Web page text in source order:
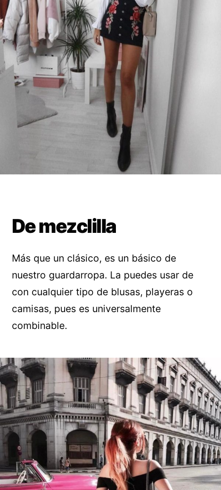
De mezclilla
Más que un clásico, es un básico de
nuestro guardarropa. La puedes usar de
con cualquier tipo de blusas, playeras o
camisas, pues es universalmente
combinable.